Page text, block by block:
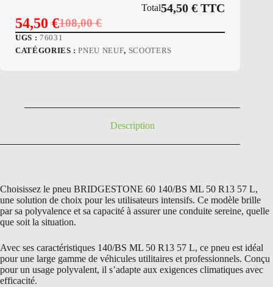
Total54,50€ TTC
108,00€
Le
prix
54,50 €Le
prix
UGS : 76031
CATÉGORIES :PNEU NEUF, SCOOTERS
Description
Choisissez le pneu BRIDGESTONE 60 140/BS ML 50 R13 57 L,
une solution de choix pour les utilisateurs intensifs. Ce modèle brille
par sa polyvalence et sa capacité à assurer une conduite sereine, quelle
que soit la situation.
Avec ses caractéristiques 140/BS ML 50 R13 57 L, ce pneu est idéal
pour une large gamme de véhicules utilitaires et professionnels. Conçu
pour un usage polyvalent, il s’adapte aux exigences climatiques avec
efficacité.